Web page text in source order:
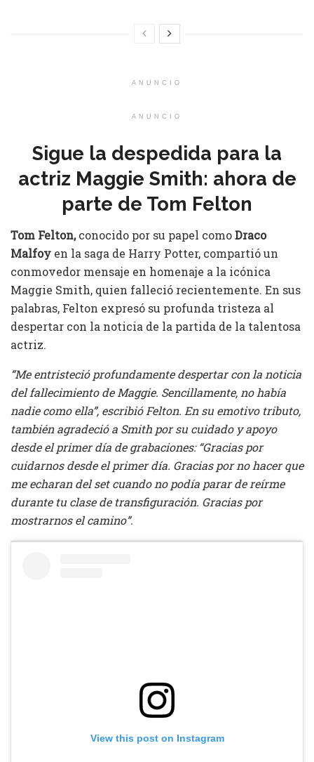
ANUNCIO
ANUNCIO
Sigue la despedida para la
actriz Maggie Smith: ahora de
parte de Tom Felton
Tom Felton,conocido por su papel comoDraco
Malfoy en la saga de Harry Potter, compartió un
conmovedor mensaje en homenaje a la icónica
Maggie Smith, quien falleció recientemente. En sus
palabras, Felton expresó su profunda tristeza al
despertar con la noticia de la partida de la talentosa
actriz.
“Me entristeció profundamente despertar con la noticia
del fallecimiento de Maggie. Sencillamente, no había
nadie como ella”, escribió Felton. En su emotivo tributo,
también agradeció a Smith por su cuidado y apoyo
desde el primer día de grabaciones: “Gracias por
cuidarnos desde el primer día. Gracias por no hacer que
me echaran del set cuando no podía parar de reírme
durante tu clase de transfiguración. Gracias por
mostrarnos el camino”.
View this post on Instagram